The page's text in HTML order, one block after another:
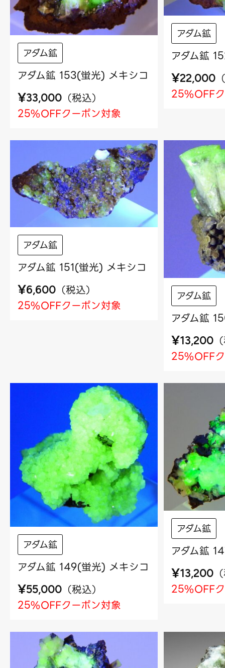
アダム鉱
アダム鉱 153(蛍光) メキシコ
¥33,000 （税込）
25%OFFクーポン対象
アダム鉱
アダム鉱
¥22,000 （
25%OFF
アダム鉱
アダム鉱 151(蛍光) メキシコ
¥6,600 （税込）
25%OFFクーポン対象
アダム鉱
アダム鉱
¥13,200 （
25%OFF
アダム鉱
アダム鉱 149(蛍光) メキシコ
¥55,000 （税込）
25%OFFクーポン対象
アダム鉱
アダム鉱
¥13,200 （
25%OFF